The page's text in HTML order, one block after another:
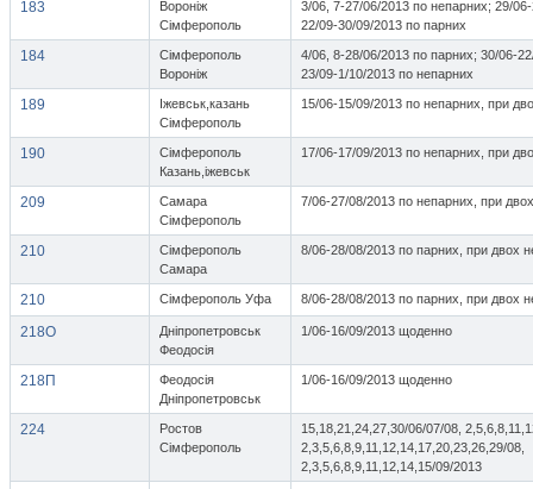
183
Вороніж
Сімферополь
3/06, 7-27/06/2013 по непарних; 29/
22/09-30/09/2013 по парних
184
Сімферополь
Вороніж
4/06, 8-28/06/2013 по парних; 30/06-
23/09-1/10/2013 по непарних
189
Іжевськ,казань
Сімферополь
15/06-15/09/2013 по непарних, при
190
Сімферополь
Казань,іжевськ
17/06-17/09/2013 по непарних, при
209
Самара
Сімферополь
7/06-27/08/2013 по непарних, при
210
Сімферополь
Самара
8/06-28/08/2013 по парних, при двох
210 Сімферополь Уфа 8/06-28/08/2013 по парних, при двох
218О
Дніпропетровськ
Феодосія
1/06-16/09/2013 щоденно
218П
Феодосія
Дніпропетровськ
1/06-16/09/2013 щоденно
224
Ростов
Сімферополь
15,18,21,24,27,30/06/07/08,
2,3,5,6,8,9,11,12,14,17,20,23,26,29/08,
2,3,5,6,8,9,11,12,14,15/09/2013